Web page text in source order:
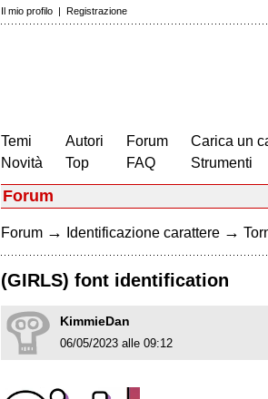
Il mio profilo | Registrazione
Temi
Novità
Autori
Top
Forum
FAQ
Carica un
Strumenti
Forum
Forum → Identificazione carattere →
(GIRLS) font identification
KimmieDan
06/05/2023 alle 09:12